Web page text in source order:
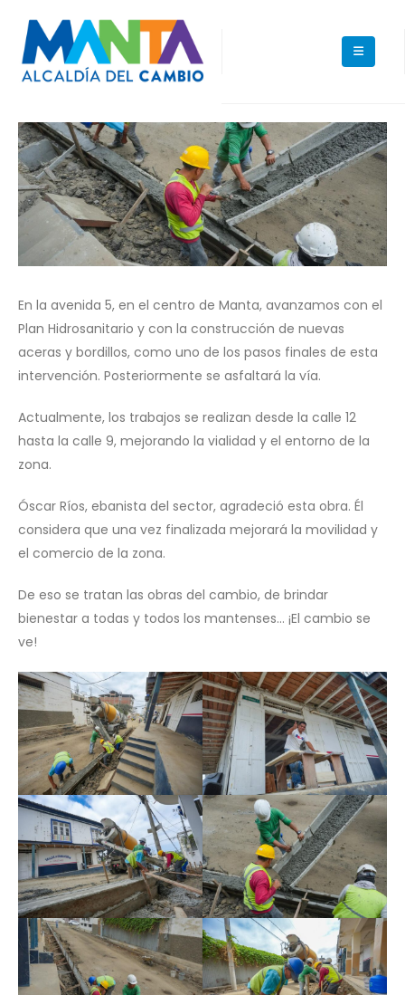
En la avenida 5, en el centro de Manta, avanzamos con el
Plan Hidrosanitario y con la construcción de nuevas
aceras y bordillos, como uno de los pasos finales de esta
intervención. Posteriormente se asfaltará la vía.
Actualmente, los trabajos se realizan desde la calle 12
hasta la calle 9, mejorando la vialidad y el entorno de la
zona.
Óscar Ríos, ebanista del sector, agradeció esta obra. Él
considera que una vez finalizada mejorará la movilidad y
el comercio de la zona.
De eso se tratan las obras del cambio, de brindar
bienestar a todas y todos los mantenses… ¡El cambio se
ve!